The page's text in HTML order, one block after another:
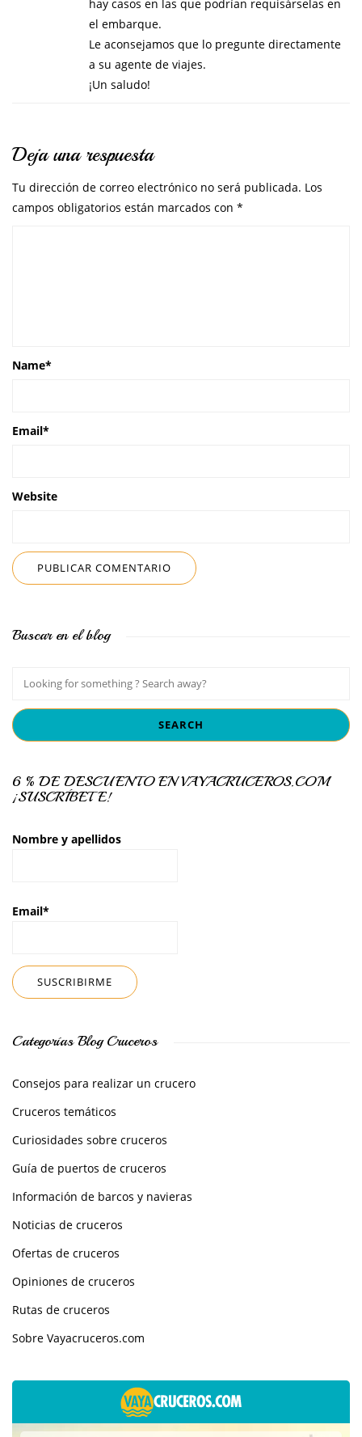
hay casos en las que podrían requisárselas en
el embarque.
Le aconsejamos que lo pregunte directamente
a su agente de viajes.
¡Un saludo!
Deja una respuesta
Tu dirección de correo electrónico no será publicada. Los
campos obligatorios están marcados con *
Name*
Email*
Website
Buscar en el blog
6 % DE DESCUENTO EN VAYACRUCEROS.COM
¡SUSCRÍBETE!
Nombre y apellidos
Email*
Categorías Blog Cruceros
Consejos para realizar un crucero
Cruceros temáticos
Curiosidades sobre cruceros
Guía de puertos de cruceros
Información de barcos y navieras
Noticias de cruceros
Ofertas de cruceros
Opiniones de cruceros
Rutas de cruceros
Sobre Vayacruceros.com